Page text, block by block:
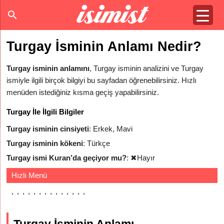
Turgay İsminin Anlamı Nedir?
Turgay isminin anlamını, Turgay isminin analizini ve Turgay
ismiyle ilgili birçok bilgiyi bu sayfadan öğrenebilirsiniz. Hızlı
menüden istediğiniz kısma geçiş yapabilirsiniz.
Turgay İle İlgili Bilgiler
Turgay isminin cinsiyeti: Erkek, Mavi
Turgay isminin kökeni: Türkçe
Turgay ismi Kuran’da geçiyor mu?: ✖Hayır
Hızlı Menü